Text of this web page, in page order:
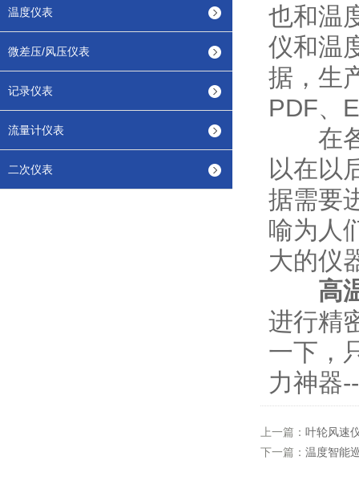
温度仪表
微差压/风压仪表
记录仪表
流量计仪表
二次仪表
也和温
仪和温
据，生
PDF、
在各
以在以
据需要
喻为人
大的仪
高
进行精
一下，
力神器
上一篇： 叶轮风速
下一篇： 温度智能